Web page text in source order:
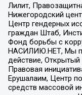
Лилит,
Нижегородский
Центр гендерных
граждан Штаб,
Фонд борьбы с
НАСИЛИЮ.НЕТ, Мы
действие, Открытый
Правовая
Ерушалаим, Центр
средств массовой